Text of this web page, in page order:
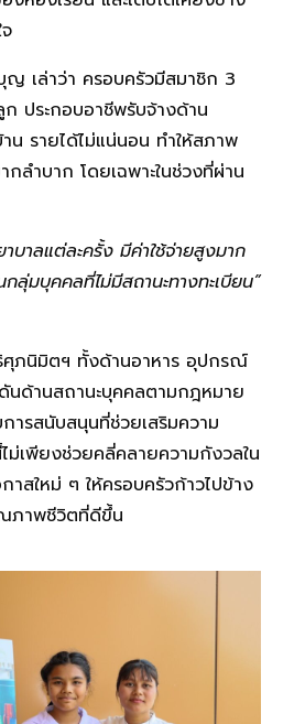
เล่าว่า ครอบครัวมีสมาชิก 3
ประกอบอาชีพรับจ้างด้าน
น รายได้ไม่แน่นอน ทำให้สภาพ
ลำบาก โดยเฉพาะในช่วงที่ผ่าน
าบาลแต่ละครั้ง มีค่าใช้จ่ายสูงมาก
กลุ่มบุคคลที่ไม่มีสถานะทางทะเบียน”
ศุภนิมิตฯ ทั้งด้านอาหาร อุปกรณ์
นด้านสถานะบุคคลตามกฎหมาย
ารสนับสนุนที่ช่วยเสริมความ
ม่เพียงช่วยคลี่คลายความกังวลใน
าสใหม่ ๆ ให้ครอบครัวก้าวไปข้าง
ภาพชีวิตที่ดีขึ้น